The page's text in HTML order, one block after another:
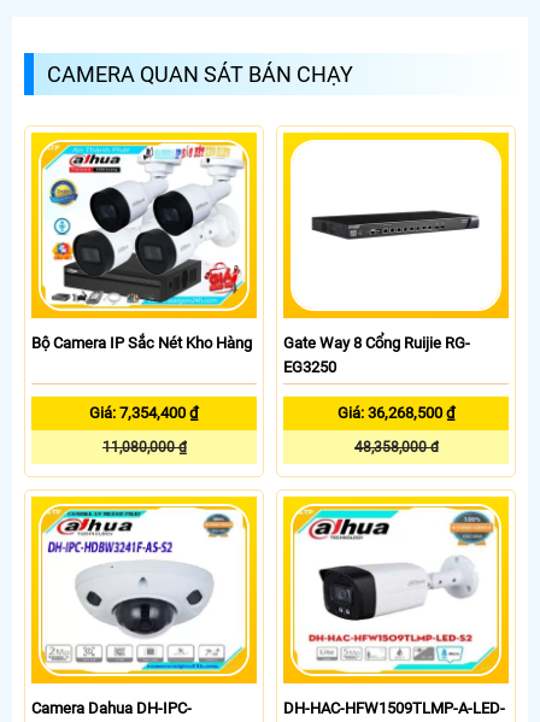
CAMERA QUAN SÁT BÁN CHẠY
Bộ Camera IP Sắc Nét Kho Hàng
Giá: 7,354,400 ₫
11,080,000 ₫
Gate Way 8 Cổng Ruijie RG-
EG3250
Giá: 36,268,500 ₫
48,358,000 đ
Camera Dahua DH-IPC-
DH-HAC-HFW1509TLMP-A-LED-